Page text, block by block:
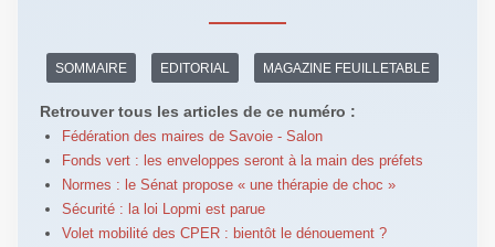
SOMMAIRE EDITORIAL MAGAZINE FEUILLETABLE
Retrouver tous les articles de ce numéro :
Fédération des maires de Savoie - Salon
Fonds vert : les enveloppes seront à la main des préfets
Normes : le Sénat propose « une thérapie de choc »
Sécurité : la loi Lopmi est parue
Volet mobilité des CPER : bientôt le dénouement ?